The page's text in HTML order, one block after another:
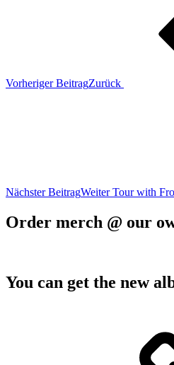
Vorheriger BeitragZurück
Nächster BeitragWeiter Tour with
Order merch @ our
You can get the new